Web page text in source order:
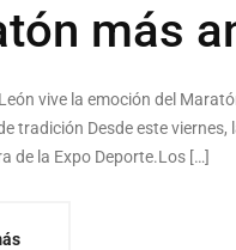
más
vive la emoción del
tradición Desde este
de la Expo Deporte.Los […]